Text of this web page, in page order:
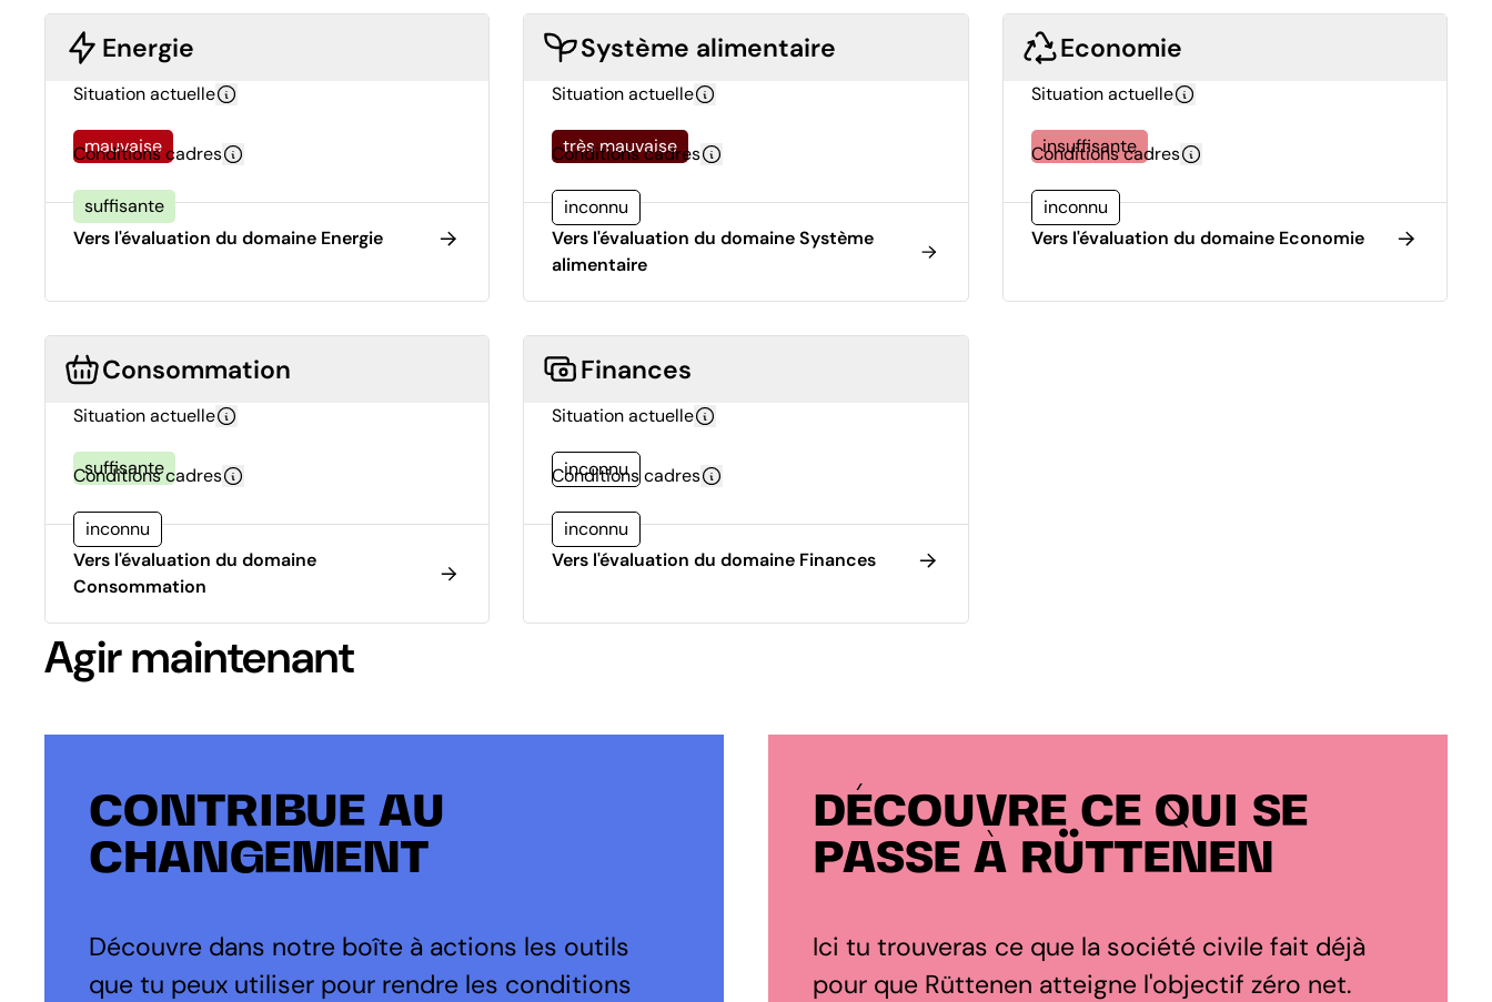
Energie
Situation actuelle
mauvaise
Conditions cadres
suffisante
Vers l'évaluation du domaine Energie
Système alimentaire
Situation actuelle
très mauvaise
Conditions cadres
inconnu
Vers l'évaluation du domaine Système
alimentaire
Economie
Situation actuelle
insuffisante
Conditions cadres
inconnu
Vers l'évaluation du domaine Economie
Consommation
Situation actuelle
suffisante
Conditions cadres
inconnu
Vers l'évaluation du domaine
Consommation
Finances
Situation actuelle
inconnu
Conditions cadres
inconnu
Vers l'évaluation du domaine Finances
Agir maintenant
CONTRIBUE AU
CHANGEMENT
Découvre dans notre boîte à actions les outils
que tu peux utiliser pour rendre les conditions
DÉCOUVRE CE QUI SE
PASSE À RÜTTENEN
Ici tu trouveras ce que la société civile fait déjà
pour que Rüttenen atteigne l'objectif zéro net.